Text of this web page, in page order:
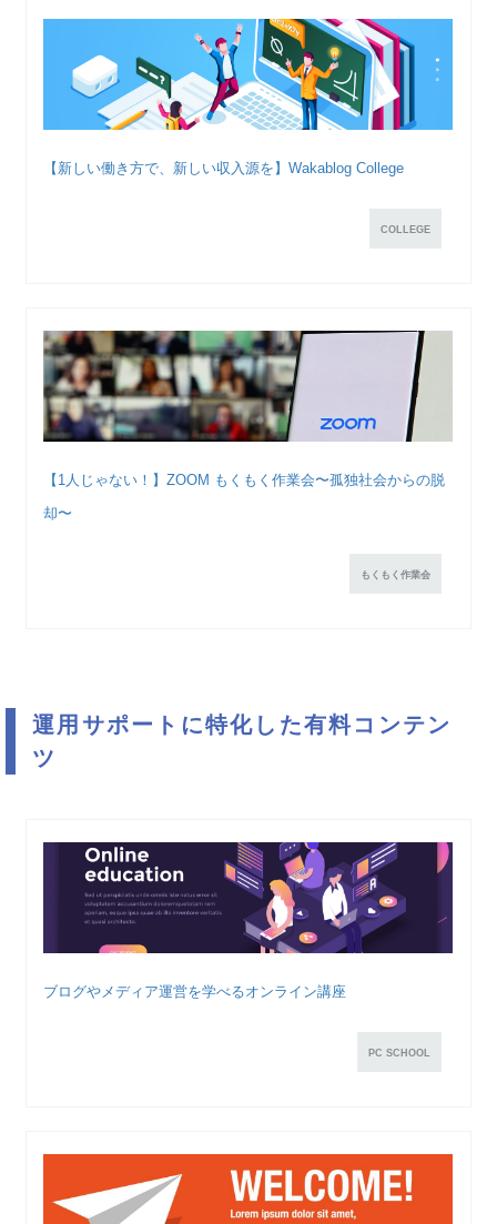
【新しい働き方で、新しい収入源を】Wakablog College
COLLEGE
【1人じゃない！】ZOOM もくもく作業会〜孤独社会からの脱
却〜
もくもく作業会
運用サポートに特化した有料コンテン
ツ
ブログやメディア運営を学べるオンライン講座
PC SCHOOL